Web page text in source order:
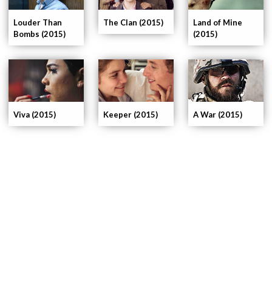
A War (2015)
Keeper (2015)
Viva (2015)
Land of Mine
(2015)
The Clan (2015)
Louder Than
Bombs (2015)